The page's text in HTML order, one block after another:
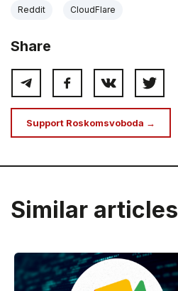
Reddit CloudFlare
Share
Support Roskomsvoboda →
Similar articles